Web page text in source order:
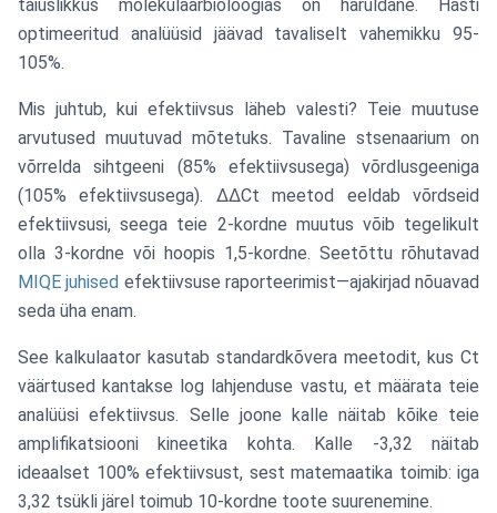
täiuslikkus molekulaarbioloogias on haruldane. Hästi
optimeeritud analüüsid jäävad tavaliselt vahemikku 95-
105%.
Mis juhtub, kui efektiivsus läheb valesti? Teie muutuse
arvutused muutuvad mõtetuks. Tavaline stsenaarium on
võrrelda sihtgeeni (85% efektiivsusega) võrdlusgeeniga
(105% efektiivsusega). ΔΔCt meetod eeldab võrdseid
efektiivsusi, seega teie 2-kordne muutus võib tegelikult
olla 3-kordne või hoopis 1,5-kordne. Seetõttu rõhutavad
MIQE juhised efektiivsuse raporteerimist—ajakirjad nõuavad
seda üha enam.
See kalkulaator kasutab standardkõvera meetodit, kus Ct
väärtused kantakse log lahjenduse vastu, et määrata teie
analüüsi efektiivsus. Selle joone kalle näitab kõike teie
amplifikatsiooni kineetika kohta. Kalle -3,32 näitab
ideaalset 100% efektiivsust, sest matemaatika toimib: iga
3,32 tsükli järel toimub 10-kordne toote suurenemine.